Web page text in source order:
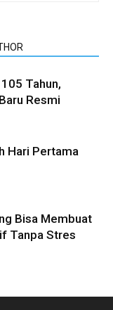
Tahun,
Resmi
Hari Pertama
Bisa Membuat
Tanpa Stres